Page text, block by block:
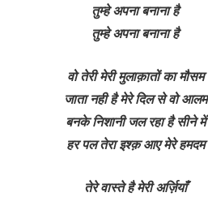
तुम्हे अपना बनाना है
तुम्हे अपना बनाना है
वो तेरी मेरी मुलाक़ातों का मौसम
जाता नही है मेरे दिल से वो आलम
बनके निशानी जल रहा है सीने में
हर पल तेरा इश्क़ आए मेरे हमदम
तेरे वास्ते है मेरी अर्ज़ियाँ